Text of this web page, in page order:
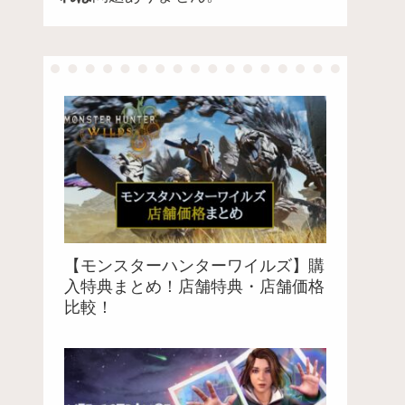
【モンスターハンターワイルズ】購
入特典まとめ！店舗特典・店舗価格
比較！